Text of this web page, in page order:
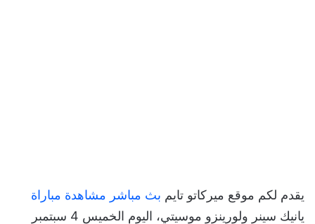
يقدم لكم موقع ميركاتو تايم بث مباشر مشاهدة مباراة
يانيك سينر ولورينزو موسيتي، اليوم الخميس 4 سبتمبر